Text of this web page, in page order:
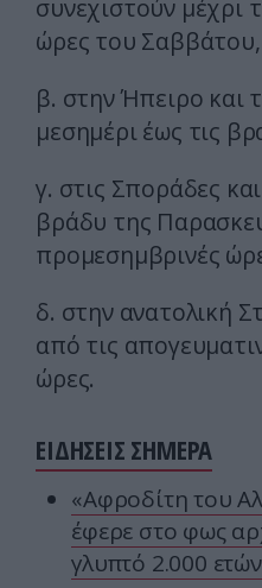
συνεχιστούν μέχρι
ώρες του Σαββάτου,
β. στην Ήπειρο και
μεσημέρι έως τις
γ. στις Σποράδες
βράδυ της
προμεσημβρινές
δ. στην ανατολική
από τις
ώρες.
ΕΙΔΗΣΕΙΣ ΣΗΜΕΡΑ
«Αφροδίτη του
έφερε στο φως
γλυπτό 2.000